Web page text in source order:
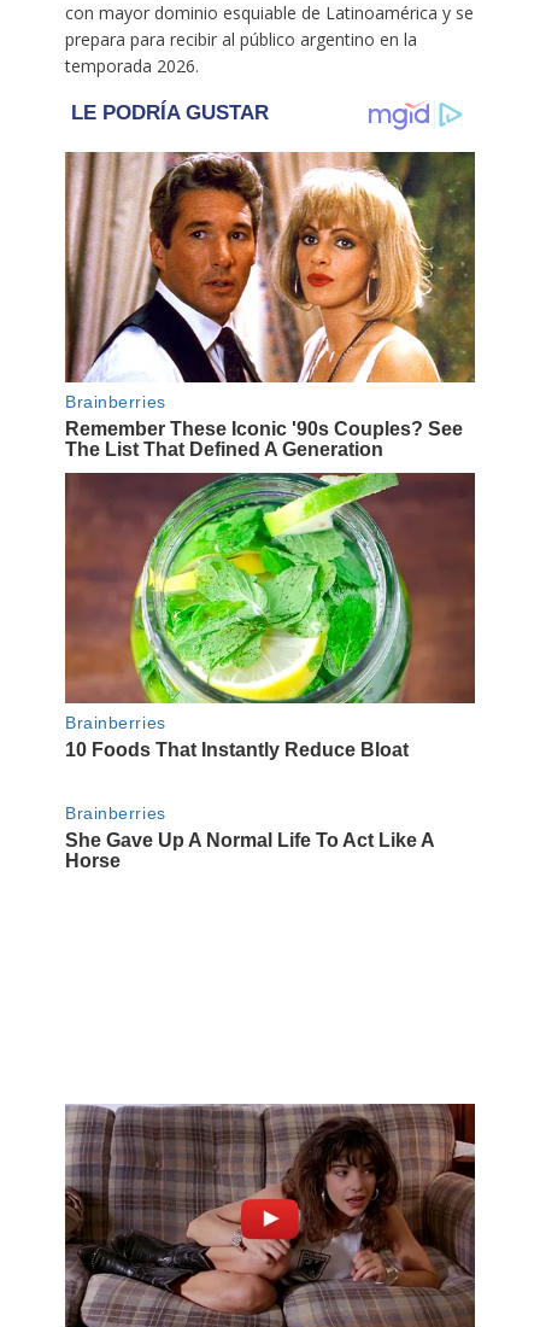
con mayor dominio esquiable de Latinoamérica y se
prepara para recibir al público argentino en la
temporada 2026.